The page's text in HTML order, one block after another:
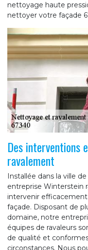
nettoyage haute
nettoyer votre façade
Des interventions
ravalement
Installée dans la ville
entreprise Winterstein
intervenir
façade. Disposant de
domaine, notre
équipes de ravaleurs
de qualité et